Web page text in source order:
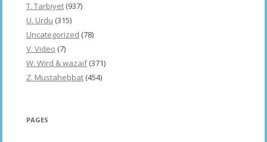
T. Tarbiyet (937)
U. Urdu (315)
Uncategorized (78)
V. Video (7)
W. Wird & wazaif(371)
Z. Mustahebbat (454)
PAGES